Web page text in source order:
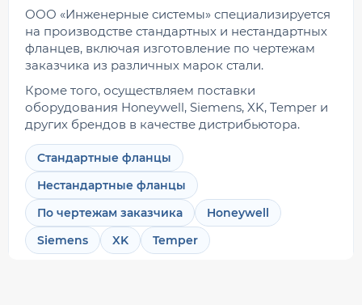
ООО «Инженерные системы» специализируется
на производстве стандартных и нестандартных
фланцев, включая изготовление по чертежам
заказчика из различных марок стали.
Кроме того, осуществляем поставки
оборудования Honeywell, Siemens, XK, Temper и
других брендов в качестве дистрибьютора.
Стандартные фланцы
Нестандартные фланцы
По чертежам заказчика
Honeywell
Siemens
XK Temper